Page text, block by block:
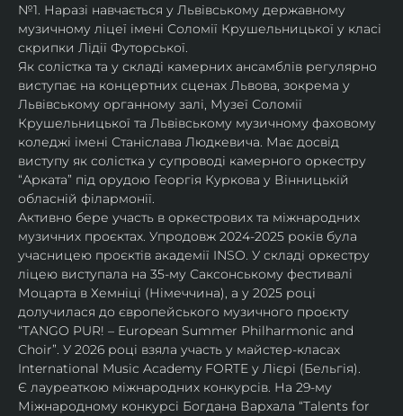
№1. Наразі навчається у Львівському державному
музичному ліцеї імені Соломії Крушельницької у класі
скрипки Лідії Футорської.
Як солістка та у складі камерних ансамблів регулярно
виступає на концертних сценах Львова, зокрема у
Львівському органному залі, Музеї Соломії
Крушельницької та Львівському музичному фаховому
коледжі імені Станіслава Людкевича. Має досвід
виступу як солістка у супроводі камерного оркестру
“Арката” під орудою Георгія Куркова у Вінницькій
обласній філармонії.
Активно бере участь в оркестрових та міжнародних
музичних проєктах. Упродовж 2024-2025 років була
учасницею проєктів академії INSO. У складі оркестру
ліцею виступала на 35-му Саксонському фестивалі
Моцарта в Хемніці (Німеччина), а у 2025 році
долучилася до європейського музичного проєкту
“TANGO PUR! – European Summer Philharmonic and
Choir”. У 2026 році взяла участь у майстер-класах
International Music Academy FORTE у Лієрі (Бельгія).
Є лауреаткою міжнародних конкурсів. На 29-му
Міжнародному конкурсі Богдана Вархала “Talents for